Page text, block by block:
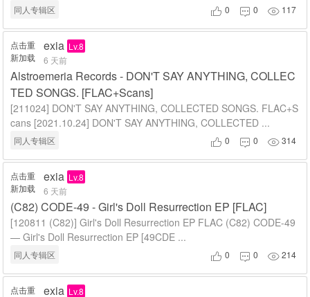
同人专辑区  0  0  117
点击重
新加载
exia Lv.8
6 天前
Alstroemeria Records - DON'T SAY ANYTHING, COLLEC
TED SONGS. [FLAC+Scans]
[211024] DON'T SAY ANYTHING, COLLECTED SONGS. FLAC+S
cans [2021.10.24] DON'T SAY ANYTHING, COLLECTED ...
同人专辑区  0  0 314
点击重
新加载
exia Lv.8
6 天前
(C82) CODE-49 - Girl's Doll Resurrection EP [FLAC]
[120811 (C82)] Girl's Doll Resurrection EP FLAC (C82) CODE-49
— Girl's Doll Resurrection EP [49CDE ...
同人专辑区  0  0 214
点击重
exia Lv.8